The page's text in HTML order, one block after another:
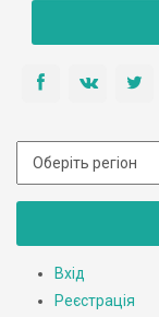
Вхід
Реєстрація